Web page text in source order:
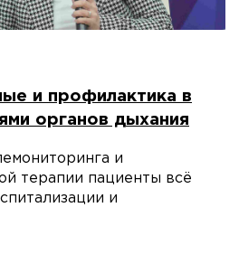
и профилактика в
органов дыхания
и
терапии пациенты всё
и